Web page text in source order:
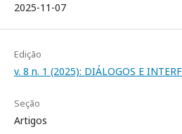
2025-11-07
Edição
v. 8 n. 1 (2025): DIÁLOGOS E
Seção
Artigos